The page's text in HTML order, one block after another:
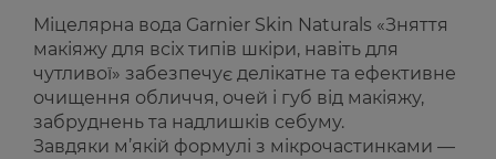
Міцелярна вода Garnier Skin Naturals «Зняття
макіяжу для всіх типів шкіри, навіть для
чутливої» забезпечує делікатне та ефективне
очищення обличчя, очей і губ від макіяжу,
забруднень та надлишків себуму.
Завдяки м’якій формулі з мікрочастинками —